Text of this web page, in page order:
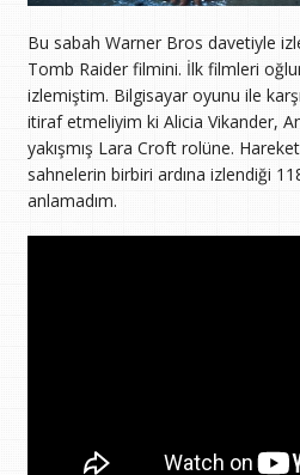
Bu sabah Warner Bros davetiyle
Tomb Raider filmini. İlk filmleri
izlemiştim. Bilgisayar oyunu ile
itiraf etmeliyim ki Alicia Vikander,
yakışmış Lara Croft rolüne.
sahnelerin birbiri ardına izlendiği
anlamadım.